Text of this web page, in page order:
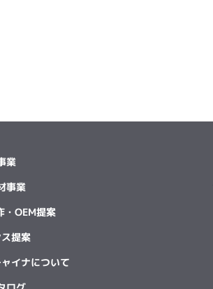
業
事業
・OEM提案
提案
イナについて